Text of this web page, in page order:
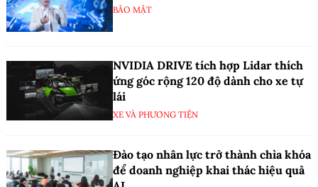
BẢO MẬT
NVIDIA DRIVE tích hợp Lidar thích
ứng góc rộng 120 độ dành cho xe tự
lái
XE VÀ PHƯƠNG TIỆN
Đào tạo nhân lực trở thành chìa khóa
để doanh nghiệp khai thác hiệu quả